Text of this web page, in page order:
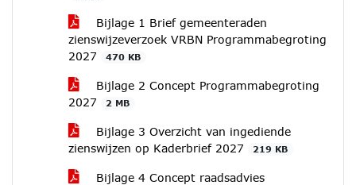
Bijlage 1 Brief gemeenteraden
zienswijzeverzoek VRBN Programmabegroting
2027
470 KB
Bijlage 2 Concept Programmabegroting
2027
2 MB
Bijlage 3 Overzicht van ingediende
zienswijzen op Kaderbrief 2027
219 KB
Bijlage 4 Concept raadsadvies